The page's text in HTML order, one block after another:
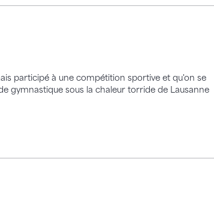
participé à une compétition sportive et qu'on se
gymnastique sous la chaleur torride de Lausanne